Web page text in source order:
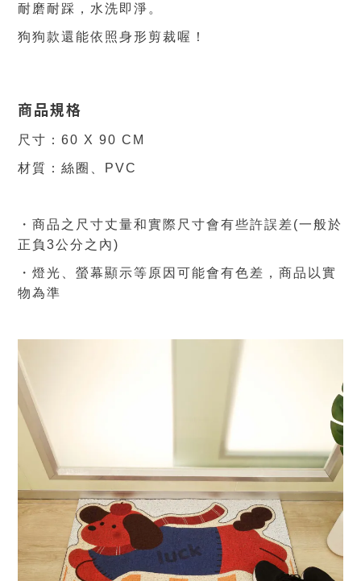
耐磨耐踩，水洗即淨。
狗狗款還能依照身形剪裁喔！
商品規格
尺寸：60 X 90 CM
材質：絲圈、PVC
・商品之尺寸丈量和實際尺寸會有些許誤差(一般於
正負3公分之內)
・燈光、螢幕顯示等原因可能會有色差，商品 以實
物為準